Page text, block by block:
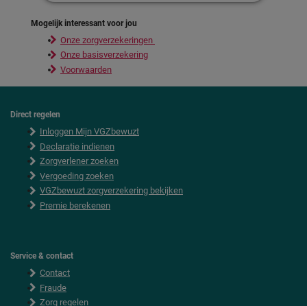
Mogelijk interessant voor jou
Onze zorgverzekeringen
Onze basisverzekering
Voorwaarden
Direct regelen
Inloggen Mijn VGZbewuzt
Declaratie indienen
Zorgverlener zoeken
Vergoeding zoeken
VGZbewuzt zorgverzekering bekijken
Premie berekenen
Service & contact
Contact
Fraude
Zorg regelen